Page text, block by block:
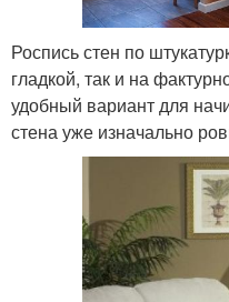
Роспись стен по
гладкой, так и на
удобный вариант для
стена уже изначально